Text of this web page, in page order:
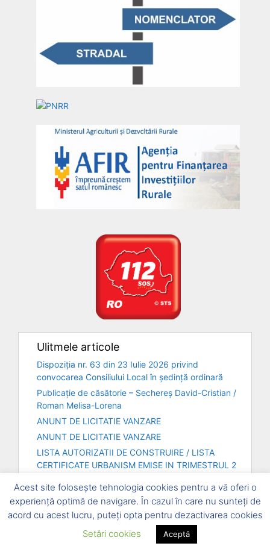
Ulitmele articole
Dispoziția nr. 63 din 23 Iulie 2026 privind
convocarea Consiliului Local în ședință ordinară
Publicație de căsătorie – Sechereș David-Cristian /
Roman Melisa-Lorena
ANUNT DE LICITATIE VANZARE
ANUNT DE LICITATIE VANZARE
LISTA AUTORIZATII DE CONSTRUIRE / LISTA
CERTIFICATE URBANISM EMISE IN TRIMESTRUL 2
© 2026, Primăria Comunei Șofronea și Consiliul local
Șofronea Politica de confidențialitate
Acest site folosește tehnologia cookies pentru a vă oferi o
experiență optimă de navigare. În cazul în care nu sunteți de
acord cu acest lucru, puteți opta pentru dezactivarea cookies
Setări cookies
Aceptă